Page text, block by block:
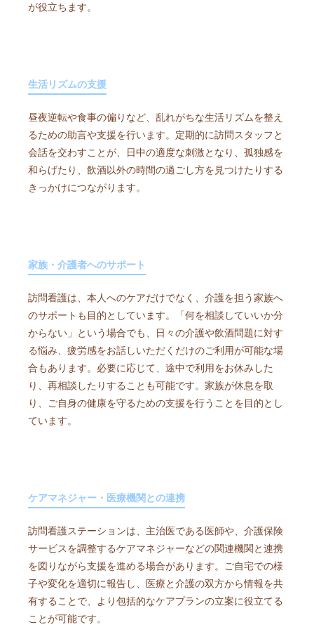
が役立ちます。
生活リズムの支援
昼夜逆転や食事の偏りなど、乱れがちな生活リズムを整え
るための助言や支援を行います。定期的に訪問スタッフと
会話を交わすことが、日中の適度な刺激となり、孤独感を
和らげたり、飲酒以外の時間の過ごし方を見つけたりする
きっかけにつながります。
家族・介護者へのサポート
訪問看護は、本人へのケアだけでなく、介護を担う家族へ
のサポートも目的としています。「何を相談していいか分
からない」という場合でも、日々の介護や飲酒問題に対す
る悩み、疲労感をお話しいただくだけのご利用が可能な場
合もあります。必要に応じて、途中で利用をお休みした
り、再相談したりすることも可能です。家族が休息を取
り、ご自身の健康を守るための支援を行うことを目的とし
ています。
ケアマネジャー・医療機関との連携
訪問看護ステーションは、主治医である医師や、介護保険
サービスを調整するケアマネジャーなどの関連機関と連携
を図りながら支援を進める場合があります。ご自宅での様
子や変化を適切に報告し、医療と介護の双方から情報を共
有することで、より包括的なケアプランの立案に役立てる
ことが可能です。